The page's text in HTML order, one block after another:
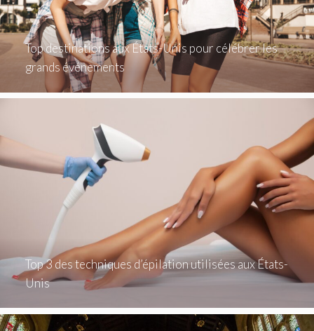
Top destinations aux États-Unis pour célébrer les
grands événements
Top 3 des techniques d’épilation utilisées aux États-
Unis